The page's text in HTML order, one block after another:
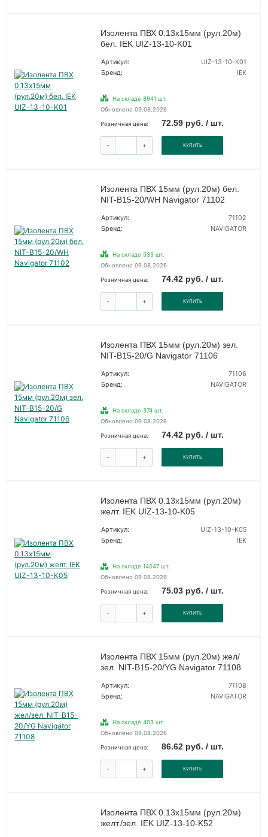
Изолента ПВХ 0.13х15мм (рул.20м)
бел. IEK UIZ-13-10-K01
Артикул:
UIZ-13-10-K01
Бренд:
IEK
На складе 8941 шт.
Обновлено 09.08.2026
Розничная цена: 72.59 руб. / шт.
- + КУПИТЬ
Изолента ПВХ 15мм (рул.20м) бел.
NIT-B15-20/WH Navigator 71102
Артикул:
71102
Бренд:
NAVIGATOR
На складе 535 шт.
Обновлено 09.08.2026
Розничная цена: 74.42 руб. / шт.
- + КУПИТЬ
Изолента ПВХ 15мм (рул.20м) зел.
NIT-B15-20/G Navigator 71106
Артикул:
71106
Бренд:
NAVIGATOR
На складе 374 шт.
Обновлено 09.08.2026
Розничная цена: 74.42 руб. / шт.
- + КУПИТЬ
Изолента ПВХ 0.13х15мм (рул.20м)
желт. IEK UIZ-13-10-K05
Артикул:
UIZ-13-10-K05
Бренд:
IEK
На складе 14047 шт.
Обновлено 09.08.2026
Розничная цена: 75.03 руб. / шт.
- + КУПИТЬ
Изолента ПВХ 15мм (рул.20м) жел/
зел. NIT-B15-20/YG Navigator 71108
Артикул:
71108
Бренд:
NAVIGATOR
На складе 403 шт.
Обновлено 09.08.2026
Розничная цена: 86.62 руб. / шт.
- + КУПИТЬ
Изолента ПВХ 0.13х15мм (рул.20м)
желт./зел. IEK UIZ-13-10-K52